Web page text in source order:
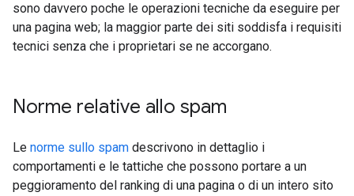
sono davvero poche le operazioni tecniche da eseguire per
una pagina web; la maggior parte dei siti soddisfa i requisiti
tecnici senza che i proprietari se ne accorgano.
Norme relative allo spam
Le norme sullo spam descrivono in dettaglio i
comportamenti e le tattiche che possono portare a un
peggioramento del ranking di una pagina o di un intero sito